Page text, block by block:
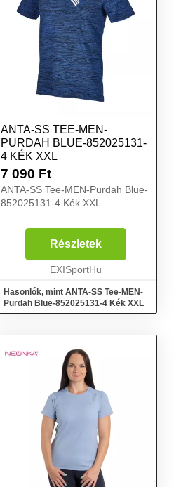
ANTA-SS TEE-MEN-
PURDAH BLUE-852025131-
4 KÉK XXL
7 090 Ft
ANTA-SS Tee-MEN-Purdah Blue-
852025131-4 Kék XXL...
Részletek
EXISportHu
Hasonlók, mint ANTA-SS Tee-MEN-
Purdah Blue-852025131-4 Kék XXL